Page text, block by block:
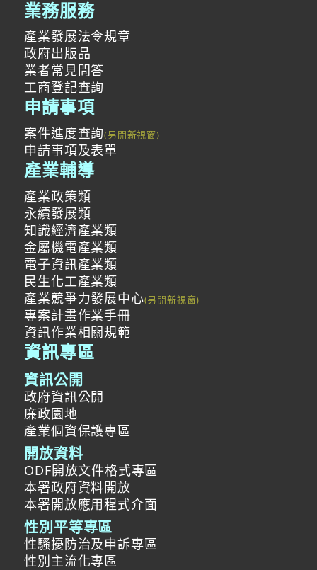
業務服務
產業發展法令規章
政府出版品
業者常見問答
工商登記查詢
申請事項
案件進度查詢
申請事項及表單
產業輔導
產業政策類
永續發展類
知識經濟產業類
金屬機電產業類
電子資訊產業類
民生化工產業類
產業競爭力發展中心
專案計畫作業手冊
資訊作業相關規範
資訊專區
資訊公開
政府資訊公開
廉政園地
產業個資保護專區
開放資料
ODF開放文件格式專區
本署政府資料開放
本署開放應用程式介面
性別平等專區
性騷擾防治及申訴專區
性別主流化專區